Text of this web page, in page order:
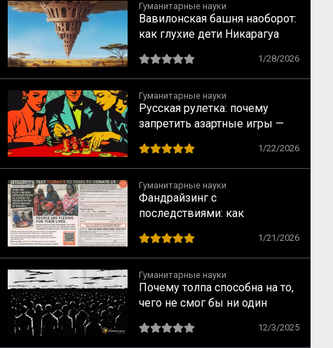
Гуманитарные науки
Вавилонская башня наоборот:
как глухие дети Никарагуа
было (и как на их примере
создаются субкультуры)
1/28/2026
Гуманитарные науки
Русская рулетка: почему
запретить азартные игры —
понедельники
1/22/2026
Гуманитарные науки
Фандрайзинг с
последствиями: как
тех, кому помогает
1/21/2026
Гуманитарные науки
Почему толпа способна на то,
чего не смог бы ни один
механизмы по Лебону
12/3/2025